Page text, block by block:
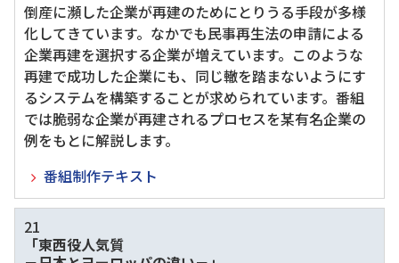
倒産に瀕した企業が再建のためにとりうる手段が多様
化してきています。なかでも民事再生法の申請による
企業再建を選択する企業が増えています。このような
再建で成功した企業にも、同じ轍を踏まないようにす
るシステムを構築することが求められています。番組
では脆弱な企業が再建されるプロセスを某有名企業の
例をもとに解説します。
番組制作テキスト
21
「東西役人気質